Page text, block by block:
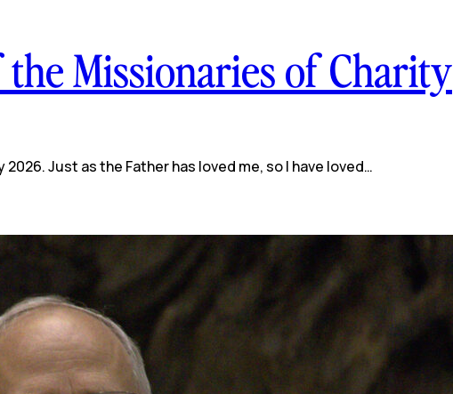
Missionaries of Charity
2026. Just as the Father has loved me, so I have loved…